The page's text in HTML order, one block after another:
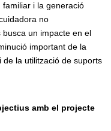
i la generació
no
un impacte en el
important de la
la utilització de suports
amb el projecte